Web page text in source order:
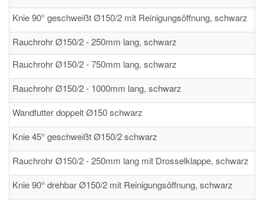
Knie 90° geschweißt Ø150/2 mit Reinigungsöffnung, schwarz
Rauchrohr Ø150/2 - 250mm lang, schwarz
Rauchrohr Ø150/2 - 750mm lang, schwarz
Rauchrohr Ø150/2 - 1000mm lang, schwarz
Wandfutter doppelt Ø150 schwarz
Knie 45° geschweißt Ø150/2 schwarz
Rauchrohr Ø150/2 - 250mm lang mit Drosselklappe, schwarz
Knie 90° drehbar Ø150/2 mit Reinigungsöffnung, schwarz